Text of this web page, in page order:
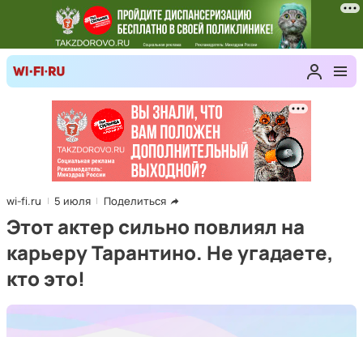
wi-fi.ru 5 июля Поделиться
Этот актер сильно повлиял на
карьеру Тарантино. Не угадаете,
кто это!